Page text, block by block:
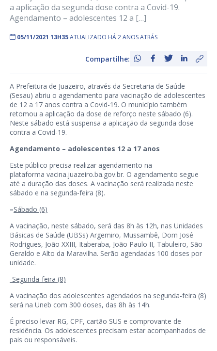
a aplicação da segunda dose contra a Covid-19.
Agendamento – adolescentes 12 a […]
05/11/2021 13H35ATUALIZADO HÁ 2 ANOS ATRÁS
Compartilhe:
A Prefeitura de Juazeiro, através da Secretaria de Saúde
(Sesau) abriu o agendamento para vacinação de adolescentes
de 12 a 17 anos contra a Covid-19. O município também
retomou a aplicação da dose de reforço neste sábado (6).
Neste sábado está suspensa a aplicação da segunda dose
contra a Covid-19.
Agendamento – adolescentes 12 a 17 anos
Este público precisa realizar agendamento na
plataforma vacina.juazeiro.ba.gov.br. O agendamento segue
até a duração das doses. A vacinação será realizada neste
sábado e na segunda-feira (8).
–Sábado (6)
A vacinação, neste sábado, será das 8h às 12h, nas Unidades
Básicas de Saúde (UBSs) Argemiro, Mussambê, Dom José
Rodrigues, João XXIII, Itaberaba, João Paulo II, Tabuleiro, São
Geraldo e Alto da Maravilha. Serão agendadas 100 doses por
unidade.
-Segunda-feira (8)
A vacinação dos adolescentes agendados na segunda-feira (8)
será na Uneb com 300 doses, das 8h às 14h.
É preciso levar RG, CPF, cartão SUS e comprovante de
residência. Os adolescentes precisam estar acompanhados de
pais ou responsáveis.